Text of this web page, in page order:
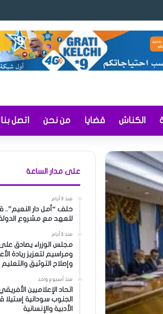
وإصلاح التوثيق والتعليم
الكناش قضايا من نحن اتصل بنا
على مدار الساعة
منذ 3 أيام
حلف “أمل دار النعيم”..
للعهد مع مشروع
منذ 3 أيام
مجلس الوزراء يصادق
ومراسيم لتعزيز ريادة
وإصلاح التوثيق والتعليم
منذ أسبوع واحد
اتحاد الإعلاميين
الجنوب سودانية إستيلا
الأدبية والإنسانية